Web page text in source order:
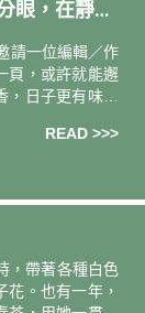
眼，在靜默
請一位編輯／作
頁，或許就能邂
日子更有味。
READ >>>
，帶著各種白色
。也有一年，